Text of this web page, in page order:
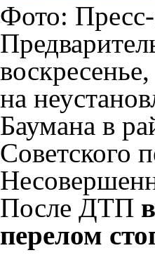
Фото:
на
Баумана в
Советского
После ДТП
перелом